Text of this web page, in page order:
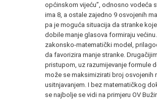
općinskom vijeću”, odnosno vodeća
ima 8, a ostale zajedno 9 osvojenih
pa je moguća situacija da stranke
dobile manje glasova formiraju
zakonsko-matematički model,
da favorizira manje stranke. Drugačijim
pristupom, uz razumijevanje formule
može se maksimizirati broj osvojenih
usitnjavanjem. I bez matematičkog
se najbolje se vidi na primjeru OV